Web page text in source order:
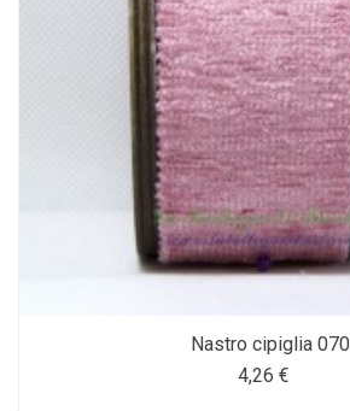
Nastro cipiglia 070
4,26 €